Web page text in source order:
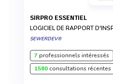
SIRPRO ESSENTIEL
LOGICIEL DE RAPPORT
SEWERDEV®
7professionnels intéressés
1580consultations récentes